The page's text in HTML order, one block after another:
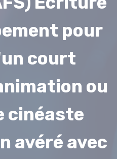
pour
court
ou
cinéaste
avéré avec